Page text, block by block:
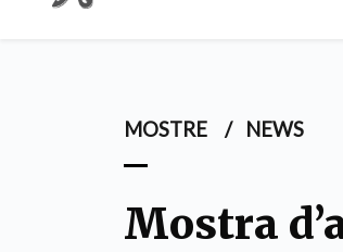
MOSTRE / NEWS
Mostra